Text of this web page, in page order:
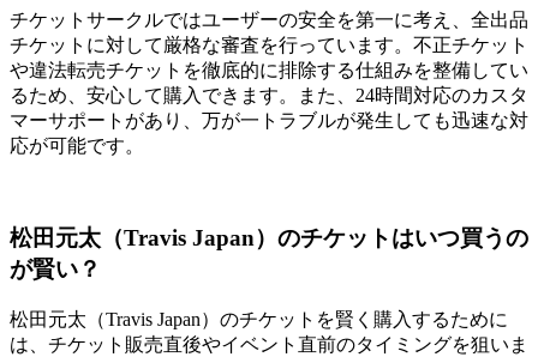
チケットサークルではユーザーの安全を第一に考え、全出品
チケットに対して厳格な審査を行っています。不正チケット
や違法転売チケットを徹底的に排除する仕組みを整備してい
るため、安心して購入できます。また、24時間対応のカスタ
マーサポートがあり、万が一トラブルが発生しても迅速な対
応が可能です。
松田元太（Travis Japan）のチケットはいつ買うの
が賢い？
松田元太（Travis Japan）のチケットを賢く購入するために
は、チケット販売直後やイベント直前のタイミングを狙いま